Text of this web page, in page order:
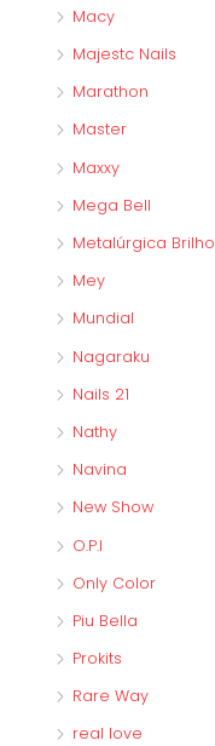
Macy
Majestc Nails
Marathon
Master
Maxxy
Mega Bell
Metalúrgica Brilho
Mey
Mundial
Nagaraku
Nails 21
Nathy
Navina
New Show
O.P.I
Only Color
Piu Bella
Prokits
Rare Way
real love